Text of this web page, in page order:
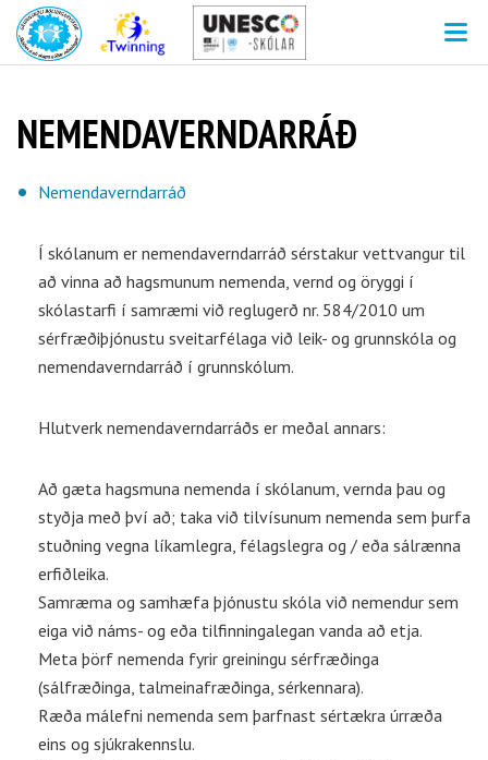
NEMENDAVERNDARRÁÐ
Nemendaverndarráð
Í skólanum er nemendaverndarráð sérstakur vettvangur til
að vinna að hagsmunum nemenda, vernd og öryggi í
skólastarfi í samræmi við reglugerð nr. 584/2010 um
sérfræðiþjónustu sveitarfélaga við leik- og grunnskóla og
nemendaverndarráð í grunnskólum.
Hlutverk nemendaverndarráðs er meðal annars:
Að gæta hagsmuna nemenda í skólanum, vernda þau og
styðja með því að; taka við tilvísunum nemenda sem þurfa
stuðning vegna líkamlegra, félagslegra og / eða sálrænna
erfiðleika.
Samræma og samhæfa þjónustu skóla við nemendur sem
eiga við náms- og eða tilfinningalegan vanda að etja.
Meta þörf nemenda fyrir greiningu sérfræðinga
(sálfræðinga, talmeinafræðinga, sérkennara).
Ræða málefni nemenda sem þarfnast sértækra úrræða
eins og sjúkrakennslu.